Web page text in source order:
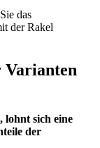
das
der Rakel
Varianten
lohnt sich eine
der